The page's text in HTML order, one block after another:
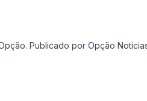
Publicado por Opção